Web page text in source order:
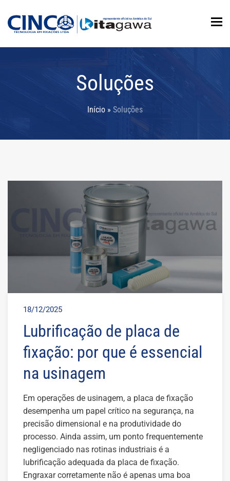
Soluções
Início » Soluções
18/12/2025
Lubrificação de placa de
fixação: por que é essencial
na usinagem
Em operações de usinagem, a placa de fixação
desempenha um papel crítico na segurança, na
precisão dimensional e na produtividade do
processo. Ainda assim, um ponto frequentemente
negligenciado nas rotinas industriais é a
lubrificação adequada da placa de fixação.
Engraxar corretamente não é apenas uma boa